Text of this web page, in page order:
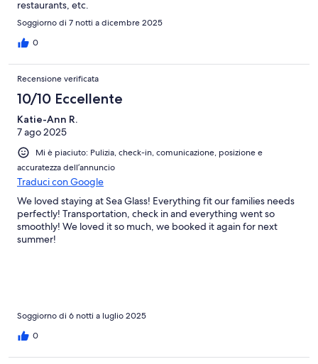
restaurants, etc.
Soggiorno di 7 notti a dicembre 2025
0
Recensione verificata
10/10 Eccellente
Katie-Ann R.
7 ago 2025
Mi è piaciuto: Pulizia, check-in, comunicazione, posizione e
accuratezza dell’annuncio
Traduci con Google
We loved staying at Sea Glass! Everything fit our families needs
perfectly! Transportation, check in and everything went so
smoothly! We loved it so much, we booked it again for next
summer!
Soggiorno di 6 notti a luglio 2025
0